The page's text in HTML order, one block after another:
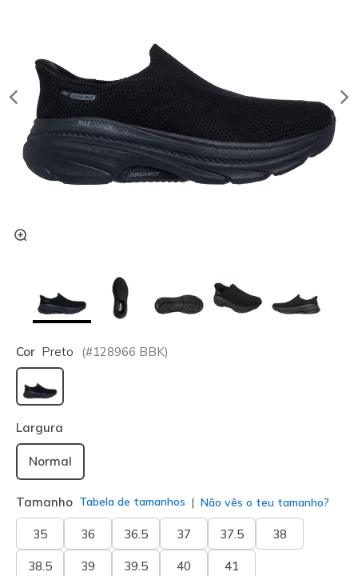
Cor Preto (#128966 BBK)
selecionado
Largura
Normal
Tamanho Tabela de tamanhos Não vês o teu tamanho?
35 36 36.5 37 37.5 38
38.5 39 39.5 40 41